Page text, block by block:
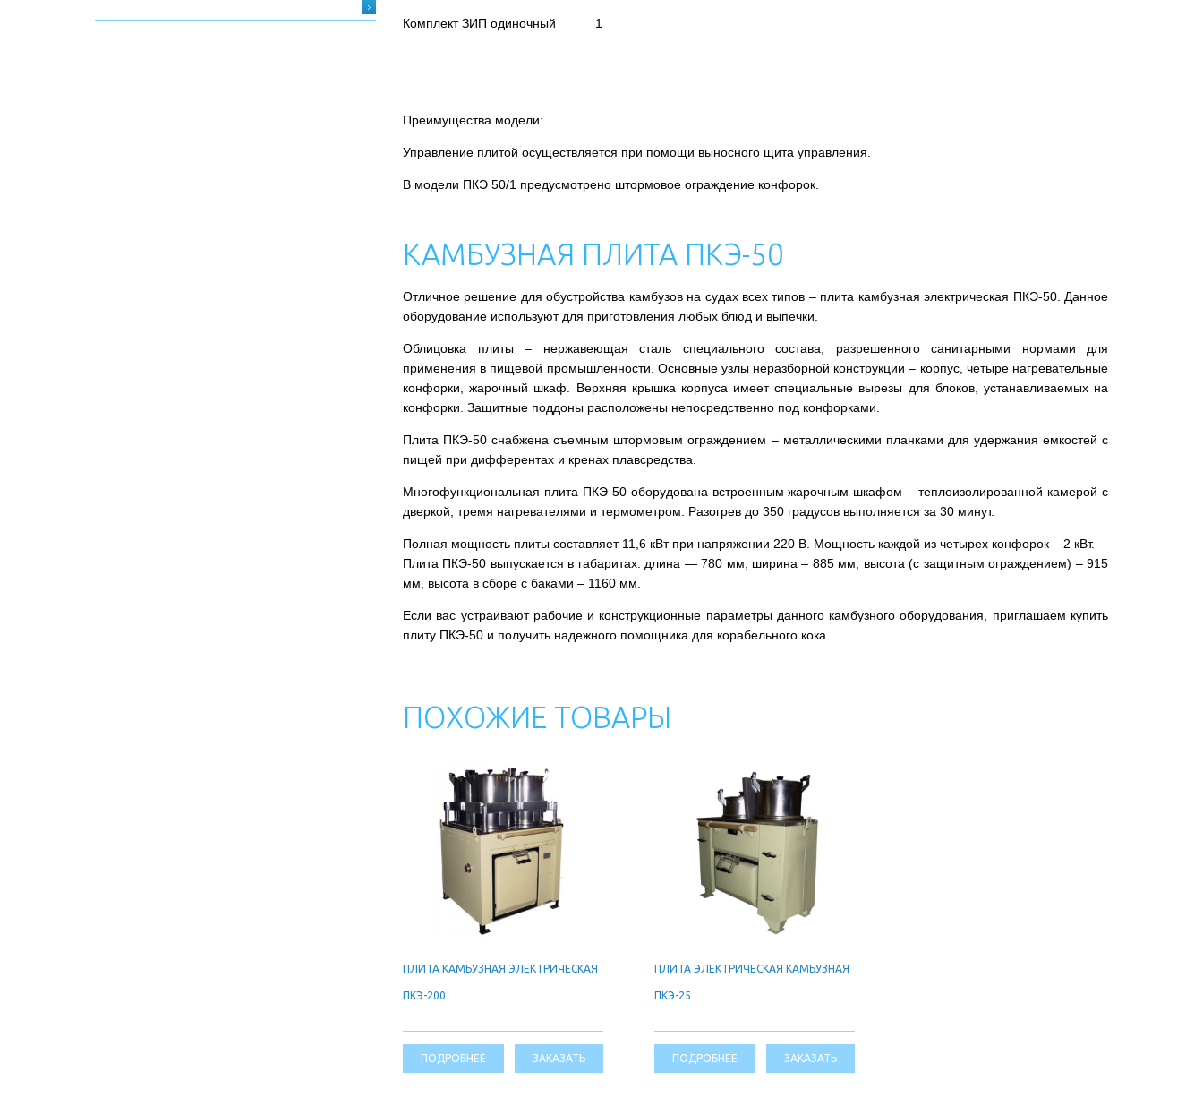
Комплект ЗИП одиночный 1
Преимущества модели:
Управление плитой осуществляется при помощи выносного щита управления.
В модели ПКЭ 50/1 предусмотрено штормовое ограждение конфорок.
КАМБУЗНАЯ ПЛИТА ПКЭ-50
Отличное решение для обустройства камбузов на судах всех типов – плита камбузная электрическая ПКЭ-50. Данное
оборудование используют для приготовления любых блюд и выпечки.
Облицовка плиты – нержавеющая сталь специального состава, разрешенного санитарными нормами для
применения в пищевой промышленности. Основные узлы неразборной конструкции – корпус, четыре нагревательные
конфорки, жарочный шкаф. Верхняя крышка корпуса имеет специальные вырезы для блоков, устанавливаемых на
конфорки. Защитные поддоны расположены непосредственно под конфорками.
Плита ПКЭ-50 снабжена съемным штормовым ограждением – металлическими планками для удержания емкостей с
пищей при дифферентах и кренах плавсредства.
Многофункциональная плита ПКЭ-50 оборудована встроенным жарочным шкафом – теплоизолированной камерой с
дверкой, тремя нагревателями и термометром. Разогрев до 350 градусов выполняется за 30 минут.
Полная мощность плиты составляет 11,6 кВт при напряжении 220 В. Мощность каждой из четырех конфорок – 2 кВт.
Плита ПКЭ-50 выпускается в габаритах: длина — 780 мм, ширина – 885 мм, высота (с защитным ограждением) – 915
мм, высота в сборе с баками – 1160 мм.
Если вас устраивают рабочие и конструкционные параметры данного камбузного оборудования, приглашаем купить
плиту ПКЭ-50 и получить надежного помощника для корабельного кока.
ПОХОЖИЕ ТОВАРЫ
ПЛИТА КАМБУЗНАЯ ЭЛЕКТРИЧЕСКАЯ
ПКЭ-200
ПОДРОБНЕЕ ЗАКАЗАТЬ
ПЛИТА ЭЛЕКТРИЧЕСКАЯ КАМБУЗНАЯ
ПКЭ-25
ПОДРОБНЕЕ ЗАКАЗАТЬ